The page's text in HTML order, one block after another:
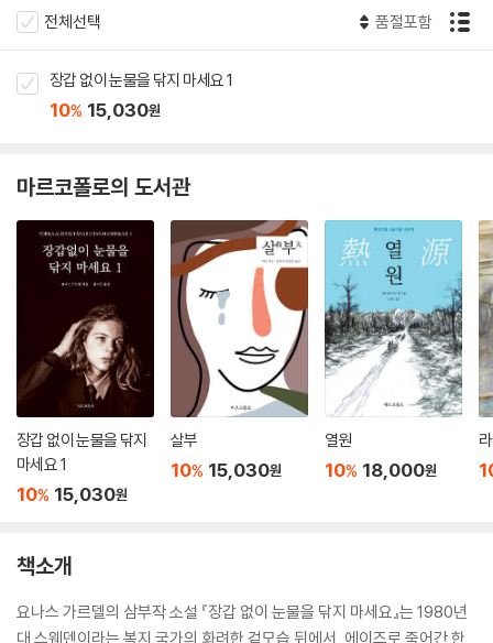
전체선택 품절포함
장갑 없이 눈물을 닦지 마세요 1
10% 15,030원
마르코폴로의 도서관
장갑 없이 눈물을 닦지
마세요 1
10% 15,030원
살부
10% 15,030원
열원
10% 18,000원
책소개
요나스 가르델의 삼부작 소설 『장갑 없이 눈물을 닦지 마세요』는 1980년
대 스웨덴이라는 복지 국가의 화려한 겉모습 뒤에서, 에이즈로 죽어간 한